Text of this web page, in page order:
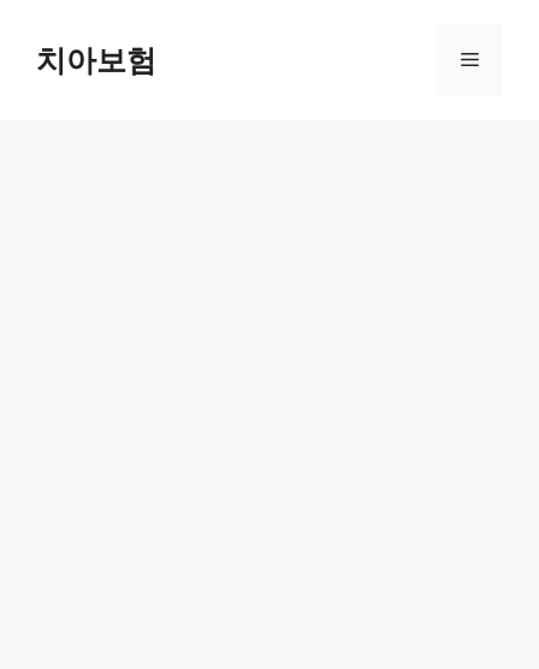
content치아보험 Menu